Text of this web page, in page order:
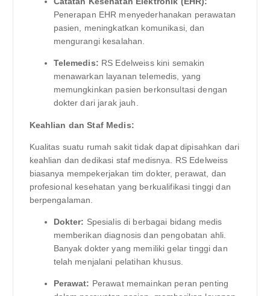
Penerapan EHR menyederhanakan perawatan
pasien, meningkatkan komunikasi, dan
mengurangi kesalahan.
Telemedis: RS Edelweiss kini semakin
menawarkan layanan telemedis, yang
memungkinkan pasien berkonsultasi dengan
dokter dari jarak jauh.
Keahlian dan Staf Medis:
Kualitas suatu rumah sakit tidak dapat dipisahkan dari
keahlian dan dedikasi staf medisnya. RS Edelweiss
biasanya mempekerjakan tim dokter, perawat, dan
profesional kesehatan yang berkualifikasi tinggi dan
berpengalaman.
Dokter: Spesialis di berbagai bidang medis
memberikan diagnosis dan pengobatan ahli.
Banyak dokter yang memiliki gelar tinggi dan
telah menjalani pelatihan khusus.
Perawat: Perawat memainkan peran penting